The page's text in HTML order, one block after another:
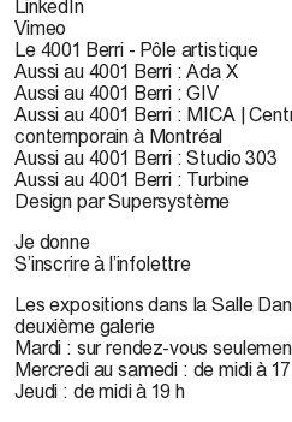
LinkedIn
Vimeo
Le 4001 Berri - Pôle artistique
Aussi au 4001 Berri : Ada X
Aussi au 4001 Berri : GIV
Aussi au 4001 Berri : MICA |
contemporain à Montréal
Aussi au 4001 Berri : Studio 303
Aussi au 4001 Berri : Turbine
Design par Supersystème
Je donne
S’inscrire à l’infolettre
Les expositions dans la Salle
deuxième galerie
Mardi : sur rendez-vous
Mercredi au samedi : de midi à
Jeudi : de midi à 19 h